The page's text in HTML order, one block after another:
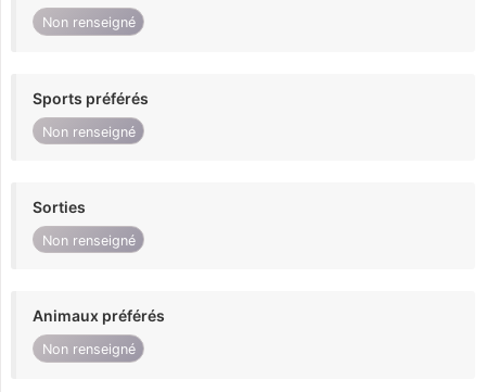
Non renseigné
Sports préférés
Non renseigné
Sorties
Non renseigné
Animaux préférés
Non renseigné